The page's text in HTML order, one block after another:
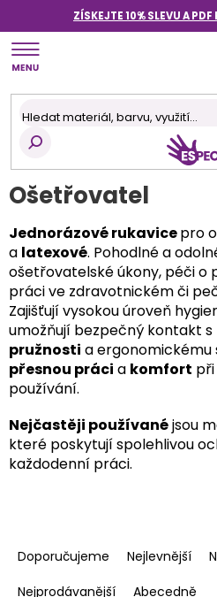
obsah
ZÍSKEJTE 10% SLEVU A PDF
Ošetřovatel
Jednorázové rukavicepro
a latexové. Pohodlné a
ošetřovatelské úkony, péči o
práci ve zdravotnickém či
Zajišťují vysokou úroveň
umožňují bezpečný kontakt
pružnosti a
přesnou práci a komfort
používání.
Nejčastěji používanéjsou
které poskytují spolehlivou
každodenní práci.
aDoporučujeme Nejlevnější
Nejprodávanější
Abecedně